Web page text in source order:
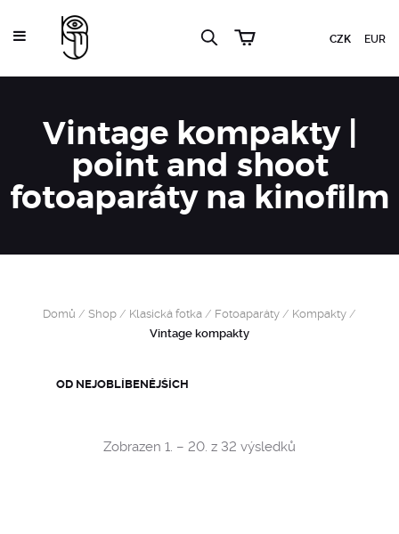
CZK EUR
Vintage kompakty |
point and shoot
fotoaparáty na kinofilm
Domů / Shop / Klasická fotka / Fotoaparáty / Kompakty /
Vintage kompakty
Zobrazen 1. – 20. z 32 výsledků